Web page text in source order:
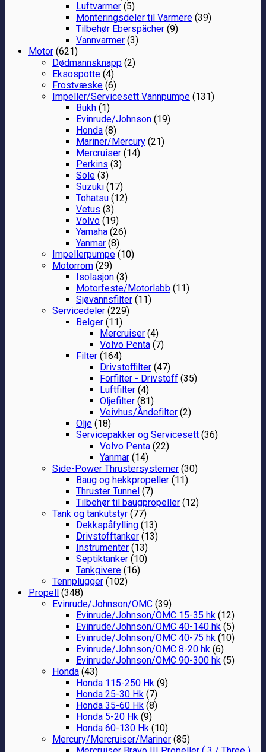
Luftvarmer (5)
Monteringsdeler til Varmere (39)
Tilbehør Eberspächer (9)
Vannvarmer (3)
Motor (621)
Dødmannsknapp (2)
Eksospotte (4)
Frostvæske (6)
Impeller/Servicesett Vannpumpe (131)
Bukh (1)
Evinrude/Johnson (19)
Honda (8)
Mariner/Mercury (21)
Mercruiser (14)
Perkins (3)
Sole (3)
Suzuki (17)
Tohatsu (12)
Vetus (3)
Volvo (19)
Yamaha (26)
Yanmar (8)
Impellerpumpe (10)
Motorrom (29)
Isolasjon (3)
Motorfeste/Motorlabb (11)
Sjøvannsfilter (11)
Servicedeler (229)
Belger (11)
Mercruiser (4)
Volvo Penta (7)
Filter (164)
Drivstoffilter (47)
Forfilter - Drivstoff (35)
Luftfilter (4)
Oljefilter (81)
Veivhus/Åndefilter (2)
Olje (18)
Servicepakker og Servicesett (36)
Volvo Penta (22)
Yanmar (14)
Side-Power Thrustersystemer (30)
Baug og hekkpropeller (11)
Thruster Tunnel (7)
Tilbehør til baugpropeller (12)
Tank og tankutstyr (77)
Dekkspåfylling (13)
Drivstofftanker (13)
Instrumenter (13)
Septiktanker (10)
Tankgivere (16)
Tennplugger (102)
Propell (348)
Evinrude/Johnson/OMC (39)
Evinrude/Johnson/OMC 15-35 hk (12)
Evinrude/Johnson/OMC 40-140 hk (5)
Evinrude/Johnson/OMC 40-75 hk (10)
Evinrude/Johnson/OMC 8-20 hk (6)
Evinrude/Johnson/OMC 90-300 hk (5)
Honda (43)
Honda 115-250 Hk (9)
Honda 25-30 Hk (7)
Honda 35-60 Hk (8)
Honda 5-20 Hk (9)
Honda 60-130 Hk (10)
Mercury/Mercruiser/Mariner (85)